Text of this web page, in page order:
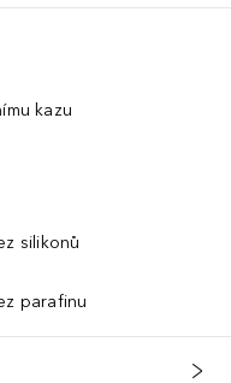
kazu
silikonů
parafinu